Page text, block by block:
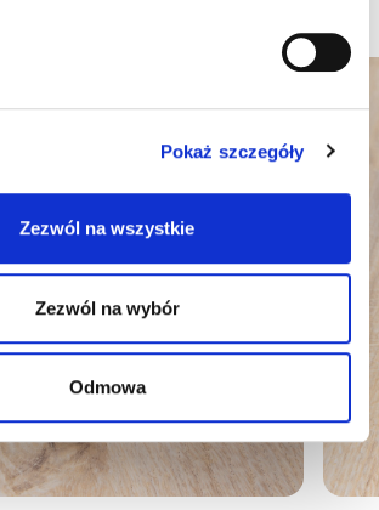
Pokaż szczegóły
Zezwól na wszystkie
Zezwól na wybór
Odmowa